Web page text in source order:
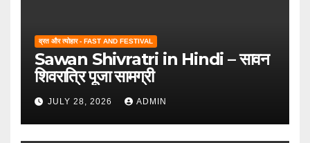
व्रत और त्योहार - FAST AND FESTIVAL
Sawan Shivratri in Hindi – सावन
शिवरात्रि पूजा सामग्री
JULY 28, 2026 ADMIN